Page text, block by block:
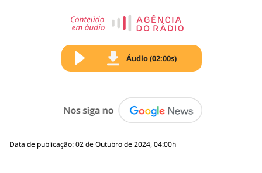
Áudio (02:00s)
Data de publicação: 02 de Outubro de 2024, 04:00h